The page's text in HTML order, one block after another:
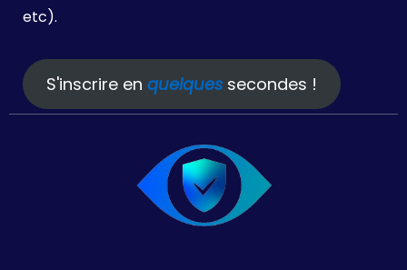
etc).
S'inscrire en quelques secondes !